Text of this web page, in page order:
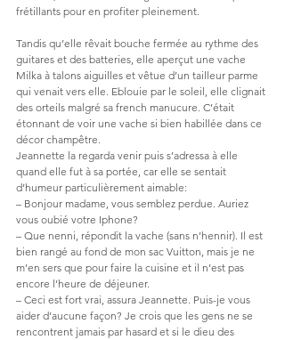
frétillants pour en profiter pleinement.
Tandis qu’elle rêvait bouche fermée au rythme des
guitares et des batteries, elle aperçut une vache
Milka à talons aiguilles et vêtue d’un tailleur parme
qui venait vers elle. Eblouie par le soleil, elle clignait
des orteils malgré sa french manucure. C’était
étonnant de voir une vache si bien habillée dans ce
décor champêtre.
Jeannette la regarda venir puis s’adressa à elle
quand elle fut à sa portée, car elle se sentait
d’humeur particulièrement aimable:
– Bonjour madame, vous semblez perdue. Auriez
vous oubié votre Iphone?
– Que nenni, répondit la vache (sans n’hennir). Il est
bien rangé au fond de mon sac Vuitton, mais je ne
m’en sers que pour faire la cuisine et il n’est pas
encore l’heure de déjeuner.
– Ceci est fort vrai, assura Jeannette. Puis-je vous
aider d’aucune façon? Je crois que les gens ne se
rencontrent jamais par hasard et si le dieu des